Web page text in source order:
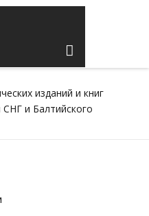
изданий и книг
и Балтийского